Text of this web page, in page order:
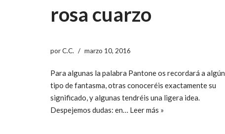
rosa cuarzo
porC.C. marzo 10, 2016
Para algunas la palabra Pantone os recordará a algún
tipo de fantasma, otras conoceréis exactamente su
significado, y algunas tendréis una ligera idea.
Despejemos dudas: en… Leer más »